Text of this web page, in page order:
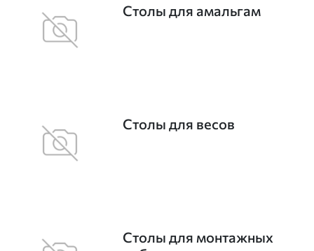
Столы для амальгам
Столы для весов
Столы для монтажных